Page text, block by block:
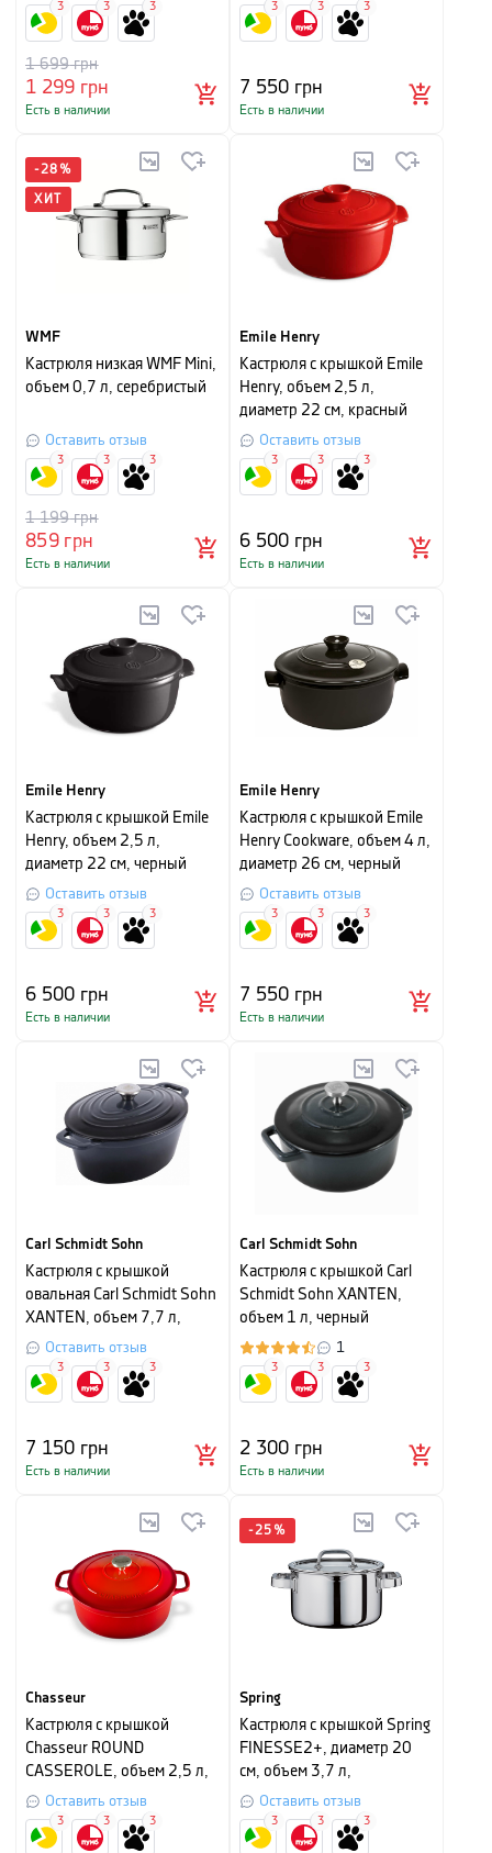
1 299 грн
1 699грн
Есть в наличии
3 3 3
7 550 грн
Есть в наличии
3 3 3
-28 %
ХИТ
WMF
Кастрюля низкая WMF Mini,
объем 0,7 л, серебристый
Оставить отзыв
859грн
1 199грн
Есть в наличии
3 3 3
Emile Henry
Кастрюля с крышкой Emile
Henry, объем 2,5 л,
диаметр 22 см, красный
Оставить отзыв
6 500 грн
Есть в наличии
3 3 3
Emile Henry
Кастрюля с крышкой Emile
Henry, объем 2,5 л,
диаметр 22 см, черный
Оставить отзыв
6 500 грн
Есть в наличии
3 3 3
Emile Henry
Кастрюля с крышкой Emile
Henry Cookware, объем 4 л,
диаметр 26 см, черный
Оставить отзыв
7 550 грн
Есть в наличии
3 3 3
Carl Schmidt Sohn
Кастрюля с крышкой
овальная Carl Schmidt Sohn
XANTEN, объем 7,7 л,
черный
Оставить отзыв
7 150 грн
Есть в наличии
3 3 3
Carl Schmidt Sohn
Кастрюля с крышкой Carl
Schmidt Sohn XANTEN,
объем 1 л, черный
1
2 300 грн
Есть в наличии
3 3 3
Chasseur
Кастрюля с крышкой
Chasseur ROUND
CASSEROLE, объем 2,5 л,
красный рубин
Оставить отзыв
3 3 3
-25 %
Spring
Кастрюля с крышкой Spring
FINESSE2+, диаметр 20
см, объем 3,7 л,
серебристый
Оставить отзыв
3 3 3